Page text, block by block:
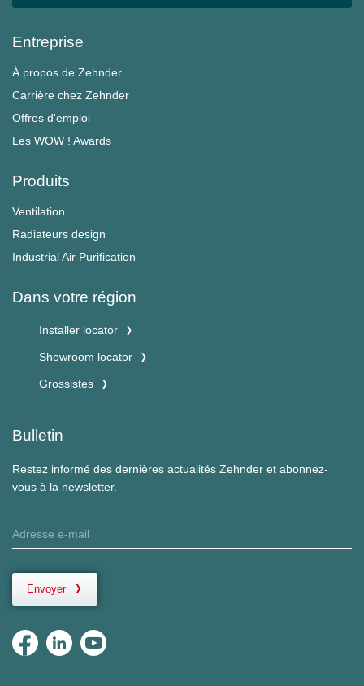
Entreprise
À propos de Zehnder
Carrière chez Zehnder
Offres d'emploi
Les WOW ! Awards
Produits
Ventilation
Radiateurs design
Industrial Air Purification
Dans votre région
Installer locator
Showroom locator
Grossistes
Bulletin
Restez informé des dernières actualités Zehnder et abonnez-
vous à la newsletter.
Envoyer